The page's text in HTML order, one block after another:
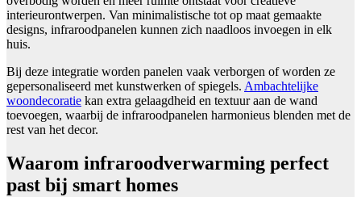
interieurontwerpen. Van minimalistische tot op maat gemaakte
designs, infraroodpanelen kunnen zich naadloos invoegen in elk
huis.
Bij deze integratie worden panelen vaak verborgen of worden ze
gepersonaliseerd met kunstwerken of spiegels. Ambachtelijke
woondecoratie kan extra gelaagdheid en textuur aan de wand
toevoegen, waarbij de infraroodpanelen harmonieus blenden met de
rest van het decor.
Waarom infraroodverwarming perfect
past bij smart homes